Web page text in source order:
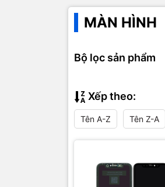
MÀN HÌNH
Bộ lọc sản phẩm
Xếp theo:
Tên A-Z Tên Z-A